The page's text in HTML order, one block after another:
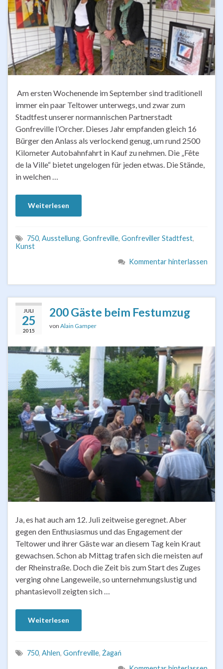
Am ersten Wochenende im September sind traditionell
immer ein paar Teltower unterwegs, und zwar zum
Stadtfest unserer normannischen Partnerstadt
Gonfreville l’Orcher. Dieses Jahr empfanden gleich 16
Bürger den Anlass als verlockend genug, um rund 2500
Kilometer Autobahnfahrt in Kauf zu nehmen. Die „Fête
de la Ville“ bietet ungelogen für jeden etwas. Die Stände,
in welchen …
Weiterlesen
750, Ausstellung, Gonfreville, Gonfreviller Stadtfest,
Kunst
Kommentar hinterlassen
JULI
25
2015
200 Gäste beim Festumzug
von Alain Gamper
Ja, es hat auch am 12. Juli zeitweise geregnet. Aber
gegen den Enthusiasmus und das Engagement der
Teltower und ihrer Gäste war an diesem Tag kein Kraut
gewachsen. Schon ab Mittag trafen sich die meisten auf
der Rheinstraße. Doch die Zeit bis zum Start des Zuges
verging ohne Langeweile, so unternehmungslustig und
phantasievoll zeigten sich …
Weiterlesen
750, Ahlen, Gonfreville, Żagań